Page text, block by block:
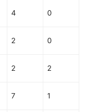
4 0
2 0
2 2
7 1